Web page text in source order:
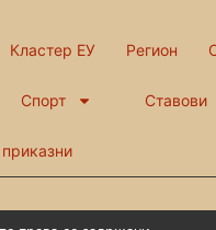
Кластер ЕУ Регион
Спорт Ставови